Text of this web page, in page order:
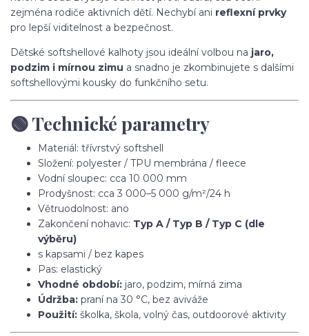
zejména rodiče aktivních dětí. Nechybí ani reflexní prvky
pro lepší viditelnost a bezpečnost.
Dětské softshellové kalhoty jsou ideální volbou na jaro,
podzim i mírnou zimu a snadno je zkombinujete s dalšími
softshellovými kousky do funkčního setu.
🟢 Technické parametry
Materiál: třívrstvý softshell
Složení: polyester / TPU membrána / fleece
Vodní sloupec: cca 10 000 mm
Prodyšnost: cca 3 000–5 000 g/m²/24 h
Větruodolnost: ano
Zakončení nohavic: Typ A / Typ B / Typ C (dle
výběru)
s kapsami / bez kapes
Pas: elastický
Vhodné období: jaro, podzim, mírná zima
Údržba: praní na 30 °C, bez aviváže
Použití: školka, škola, volný čas, outdoorové aktivity